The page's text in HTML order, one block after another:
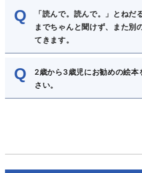
Q
「読んで。読んで。」とねだ
までちゃんと聞けず、また別
てきます。
Q
2歳から3歳児にお勧めの絵本
さい。